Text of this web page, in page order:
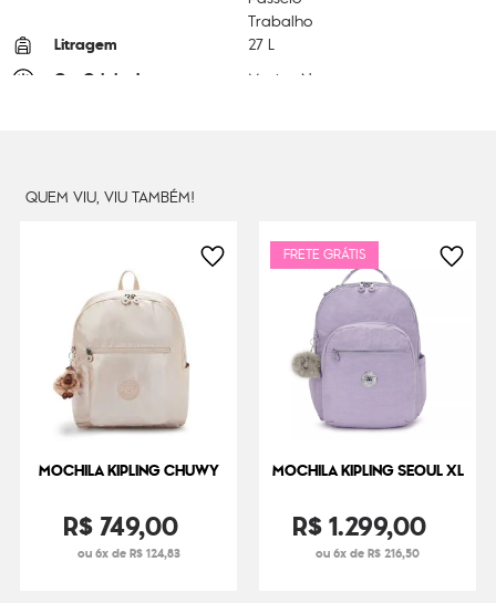
Trabalho
Litragem 27 L
Cor Original Marine Navy
QUEM VIU, VIU TAMBÉM!
MOCHILA KIPLING CHUWY
R$ 749,00
ou 6x de R$ 124,83
FRETE GRÁTIS
MOCHILA KIPLING SEOUL XL
R$1.299,00
ou 6x de R$ 216,50